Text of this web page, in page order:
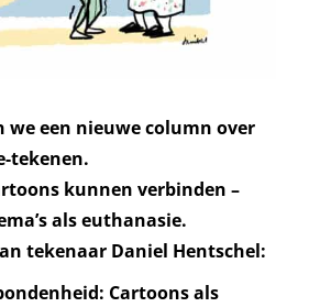
we een nieuwe column over
tekenen.
kunnen verbinden –
als euthanasie.
tekenaar Daniel Hentschel:
Cartoons als